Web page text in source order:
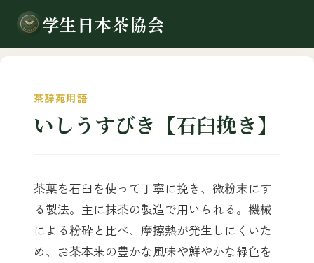
学生日本茶協会
茶辞苑用語
いしうすびき【石臼挽き】
茶葉を石臼を使って丁寧に挽き、微粉末にす
る製法。主に抹茶の製造で用いられる。機械
による粉砕と比べ、摩擦熱が発生しにくいた
め、お茶本来の豊かな風味や鮮やかな緑色を